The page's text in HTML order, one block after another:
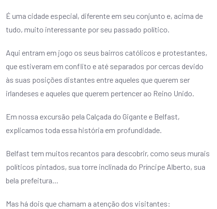
É uma cidade especial, diferente em seu conjunto e, acima de
tudo, muito interessante por seu passado político.
Aqui entram em jogo os seus bairros católicos e protestantes,
que estiveram em conflito e até separados por cercas devido
às suas posições distantes entre aqueles que querem ser
irlandeses e aqueles que querem pertencer ao Reino Unido.
Em nossa excursão pela Calçada do Gigante e Belfast,
explicamos toda essa história em profundidade.
Belfast tem muitos recantos para descobrir, como seus murais
políticos pintados, sua torre inclinada do Príncipe Alberto, sua
bela prefeitura…
Mas há dois que chamam a atenção dos visitantes: